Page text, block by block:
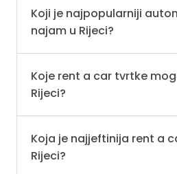
Koji je najpopularniji
najam u Rijeci?
Koje rent a car tvrtke
Rijeci?
Koja je najjeftinija rent a
Rijeci?